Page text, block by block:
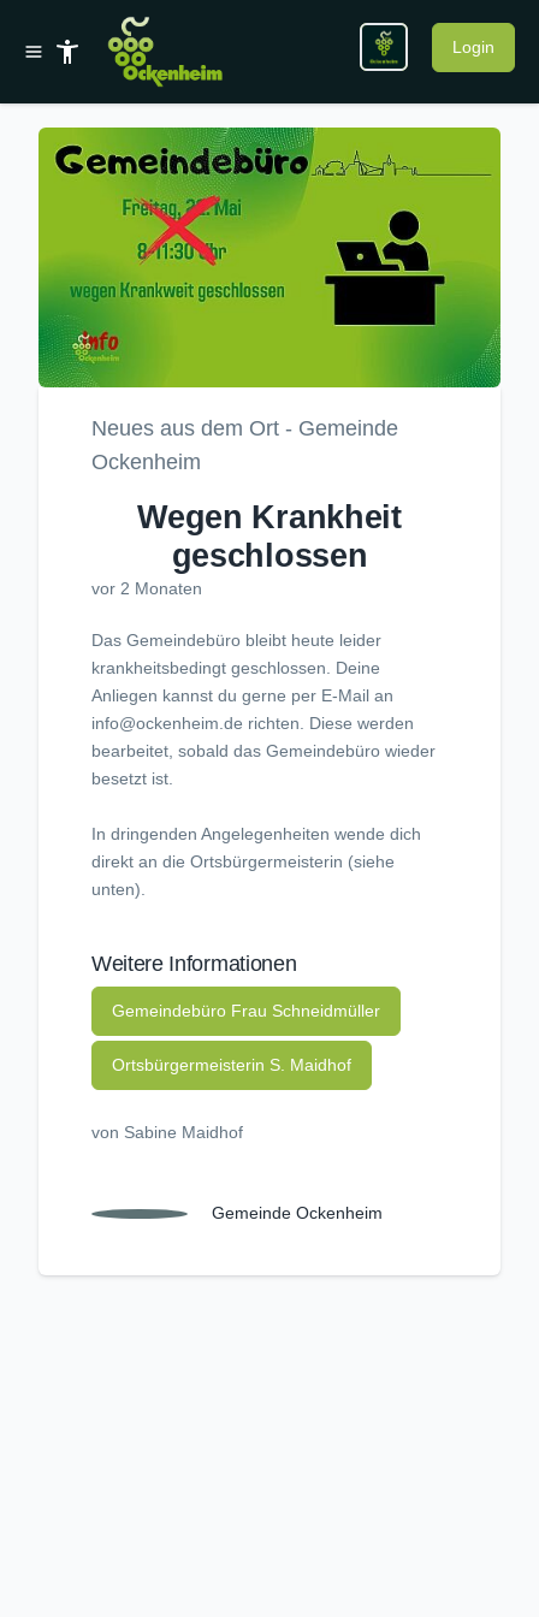
Login
Neues aus dem Ort - Gemeinde
Ockenheim
Wegen Krankheit
geschlossen
vor 2 Monaten
Das Gemeindebüro bleibt heute leider
krankheitsbedingt geschlossen. Deine
Anliegen kannst du gerne per E-Mail an
info@ockenheim.de richten. Diese werden
bearbeitet, sobald das Gemeindebüro wieder
besetzt ist.
In dringenden Angelegenheiten wende dich
direkt an die Ortsbürgermeisterin (siehe
unten).
Weitere Informationen
Gemeindebüro Frau Schneidmüller
Ortsbürgermeisterin S. Maidhof
von Sabine Maidhof
Gemeinde Ockenheim